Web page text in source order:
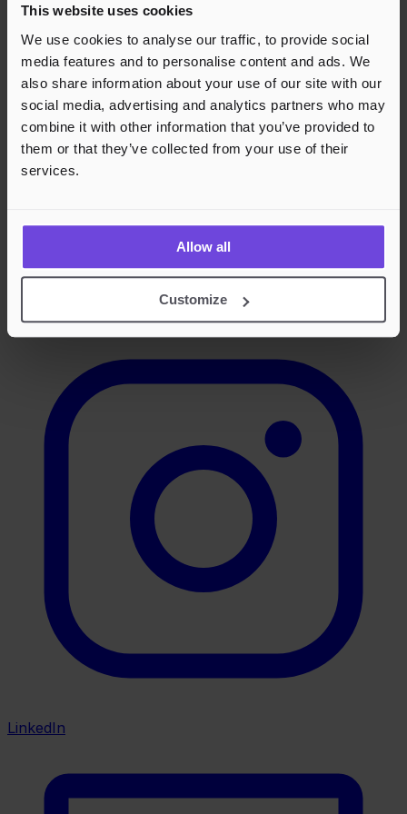
This website uses cookies
We use cookies to analyse our traffic, to provide social
media features and to personalise content and ads. We
also share information about your use of our site with our
social media, advertising and analytics partners who may
combine it with other information that you’ve provided to
them or that they’ve collected from your use of their
services.
Allow all
Customize
LinkedIn